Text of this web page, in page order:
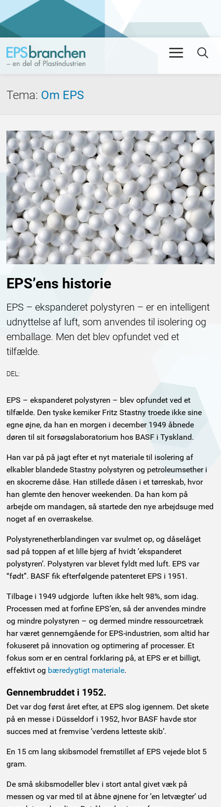
Tema: Om EPS
EPS’ens historie
EPS – ekspanderet polystyren – er en intelligent
udnyttelse af luft, som anvendes til isolering og
emballage. Men det blev opfundet ved et
tilfælde.
DEL:
EPS – ekspanderet polystyren – blev opfundet ved et
tilfælde. Den tyske kemiker Fritz Stastny troede ikke sine
egne øjne, da han en morgen i december 1949 åbnede
døren til sit forsøgslaboratorium hos BASF i Tyskland.
Han var på på jagt efter et nyt materiale til isolering af
elkabler blandede Stastny polystyren og petroleumsether i
en skocreme dåse. Han stillede dåsen i et tørreskab, hvor
han glemte den henover weekenden. Da han kom på
arbejde om mandagen, så startede den nye arbejdsuge med
noget af en overraskelse.
Polystyrenetherblandingen var svulmet op, og dåselåget
sad på toppen af et lille bjerg af hvidt ’ekspanderet
polystyren’. Polystyren var blevet fyldt med luft. EPS var
“født”. BASF fik efterfølgende patenteret EPS i 1951.
Tilbage i 1949 udgjorde luften ikke helt 98%, som idag.
Processen med at forfine EPS’en, så der anvendes mindre
og mindre polystyren – og dermed mindre ressourcetræk
har været gennemgående for EPS-industrien, som altid har
fokuseret på innovation og optimering af processer. Et
fokus som er en central forklaring på, at EPS er et billigt,
effektivt og bæredygtigt materiale.
Gennembruddet i 1952.
Det var dog først året efter, at EPS slog igennem. Det skete
på en messe i Düsseldorf i 1952, hvor BASF havde stor
succes med at fremvise ’verdens letteste skib’.
En 15 cm lang skibsmodel fremstillet af EPS vejede blot 5
gram.
De små skibsmodeller blev i stort antal givet væk på
messen og var med til at åbne øjnene for ’en letvægter’ ud